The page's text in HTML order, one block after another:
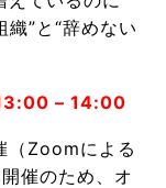
”と“辞めない
– 14:00
（Zoomによる
催のため、オ